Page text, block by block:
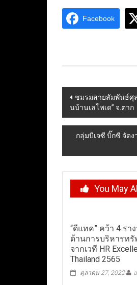
Facebook
Post
navigation
ชมรมสายสัมพันธ์ศุ
นบ้านเลโพเด” จ.ตาก
กลุ่มบีเจซี บิ๊กซี จัดง
You May
“ดีแทค” คว้า 4 รา
ด้านการบริหารท
จากเวที HR
Thailand 2565
ตุลาคม 27, 2022